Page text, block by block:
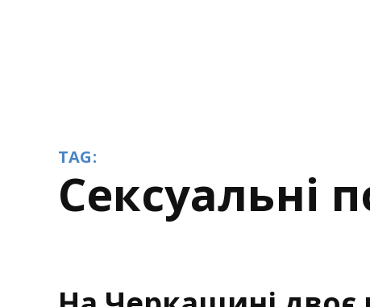
TAG:
сексуальні